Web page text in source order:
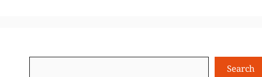
Search